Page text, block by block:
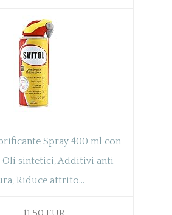
Spray 400 ml con
Oli sintetici, Additivi anti-
Riduce attrito...